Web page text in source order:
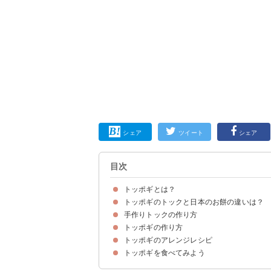
シェア ツイート シェア
目次
トッポギとは？
トッポギとはお餅を使った韓国料理
トッポギに使われるお餅はトック
トッポギのカロリー・糖質
トッポギのトックと日本のお餅の違いは？
①原料
②食感
手作りトックの作り方
材料
作り方・手順
トッポギの作り方
材料
作り方・手順
トッポギのアレンジレシピ
①宮中（クンジュン）トッポギ
②チーズトッポギ
③トッコチ
④海鮮トッポギ
⑤ラポッキ（インスタントラーメン入りトッポギ
⑥トッポギ入りチーズタッカルビ
⑦カレートッポギ
トッポギを食べてみよう